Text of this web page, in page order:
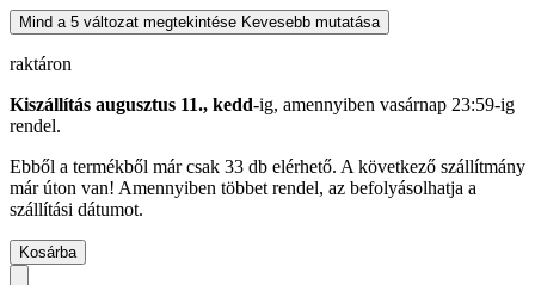
Mind a 5 változat megtekintése Kevesebb mutatása
raktáron
Kiszállítás augusztus 11., kedd-ig, amennyiben vasárnap 23:59-ig
rendel.
Ebből a termékből már csak 33 db elérhető. A következő szállítmány
már úton van! Amennyiben többet rendel, az befolyásolhatja a
szállítási dátumot.
Kosárba